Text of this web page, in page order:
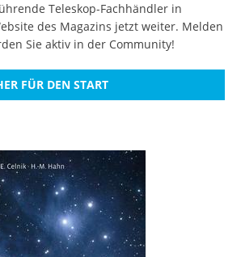
Teleskop-Fachhändler in
des Magazins jetzt weiter. Melden
Sie aktiv in der Community!
FÜR DEN START